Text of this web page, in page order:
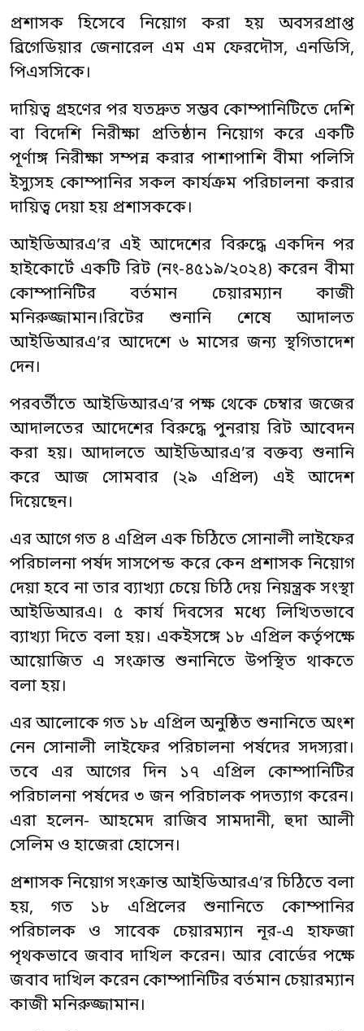
প্রশাসক হিসেবে নিয়োগ করা হয় অবসরপ্রাপ্ত
ব্রিগেডিয়ার জেনারেল এম এম ফেরদৌস, এনডিসি,
পিএসসিকে।
দায়িত্ব গ্রহণের পর যতদ্রুত সম্ভব কোম্পানিটিতে দেশি
বা বিদেশি নিরীক্ষা প্রতিষ্ঠান নিয়োগ করে একটি
পূর্ণাঙ্গ নিরীক্ষা সম্পন্ন করার পাশাপাশি বীমা পলিসি
ইস্যুসহ কোম্পানির সকল কার্যক্রম পরিচালনা করার
দায়িত্ব দেয়া হয় প্রশাসককে।
আইডিআরএ’র এই আদেশের বিরুদ্ধে একদিন পর
হাইকোর্টে একটি রিট (নং-৪৫১৯/২০২৪) করেন বীমা
কোম্পানিটির বর্তমান চেয়ারম্যান কাজী
মনিরুজ্জামান।রিটের শুনানি শেষে আদালত
আইডিআরএ’র আদেশে ৬ মাসের জন্য স্থগিতাদেশ
দেন।
পরবর্তীতে আইডিআরএ’র পক্ষ থেকে চেম্বার জজের
আদালতের আদেশের বিরুদ্ধে পুনরায় রিট আবেদন
করা হয়। আদালতে আইডিআরএ’র বক্তব্য শুনানি
করে আজ সোমবার (২৯ এপ্রিল) এই আদেশ
দিয়েছেন।
এর আগে গত ৪ এপ্রিল এক চিঠিতে সোনালী লাইফের
পরিচালনা পর্ষদ সাসপেন্ড করে কেন প্রশাসক নিয়োগ
দেয়া হবে না তার ব্যাখ্যা চেয়ে চিঠি দেয় নিয়ন্ত্রক সংস্থা
আইডিআরএ। ৫ কার্য দিবসের মধ্যে লিখিতভাবে
ব্যাখ্যা দিতে বলা হয়। একইসঙ্গে ১৮ এপ্রিল কর্তৃপক্ষে
আয়োজিত এ সংক্রান্ত শুনানিতে উপস্থিত থাকতে
বলা হয়।
এর আলোকে গত ১৮ এপ্রিল অনুষ্ঠিত শুনানিতে অংশ
নেন সোনালী লাইফের পরিচালনা পর্ষদের সদস্যরা।
তবে এর আগের দিন ১৭ এপ্রিল কোম্পানিটির
পরিচালনা পর্ষদের ৩ জন পরিচালক পদত্যাগ করেন।
এরা হলেন- আহমেদ রাজিব সামদানী, হুদা আলী
সেলিম ও হাজেরা হোসেন।
প্রশাসক নিয়োগ সংক্রান্ত আইডিআরএ’র চিঠিতে বলা
হয়, গত ১৮ এপ্রিলের শুনানিতে কোম্পানির
পরিচালক ও সাবেক চেয়ারম্যান নূর-এ হাফজা
পৃথকভাবে জবাব দাখিল করেন। আর বোর্ডের পক্ষে
জবাব দাখিল করেন কোম্পানিটির বর্তমান চেয়ারম্যান
কাজী মনিরুজ্জামান।